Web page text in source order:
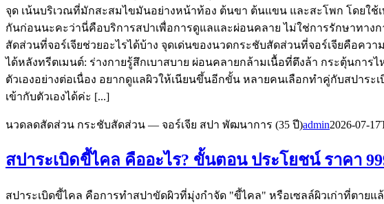
จุด เน้นบริเวณที่มักสะสมไขมันอย่างหน้าท้อง ต้นขา ต้นแขน และสะโพก โดยใช้
กันก่อนนะคะว่านี่คือบริการสปาเพื่อการดูแลและผ่อนคลาย ไม่ใช่การรักษาทา
สัดส่วนที่จอร์เจียช่วยอะไรได้บ้าง จุดเด่นของนวดกระชับสัดส่วนที่จอร์เจียคือค
ได้หลังทรีตเมนต์: ร่างกายรู้สึกเบาสบาย ผ่อนคลายกล้ามเนื้อที่ตึงล้า กระตุ้นกา
ตัวเองอย่างต่อเนื่อง อยากดูแลผิวให้เนียนขึ้นอีกขั้น หลายคนเลือกทำคู่กับสปาระ
เข้ากับตัวเองได้ค่ะ [...]
นวดลดสัดส่วน กระชับสัดส่วน — จอร์เจีย สปา พัฒนาการ (35 ปี)admin2026-07-
สปาระเบิดขี้ไคล คืออะไร? ขั้นตอน ประโยชน์ ราคา
สปาระเบิดขี้ไคล คือการทำสปาขัดผิวที่มุ่งกำจัด "ขี้ไคล" หรือเซลล์ผิวเก่าที่ตาย